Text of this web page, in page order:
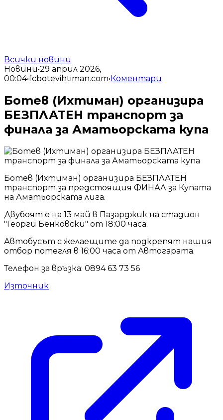
Всички новини
Новини•29 април 2026,
00:04•fcbotevihtiman.com•Коментари
Ботев (Ихтиман) организира
БЕЗПЛАТЕН транспорт за
финала за Аматьорската купа
Ботев (Ихтиман) организира БЕЗПЛАТЕН
транспорт за предстоящия ФИНАЛ за Купата
на Аматьорската лига.
Двубоят е на 13 май в Пазарджик на стадион
"Георги Бенковски" от 18:00 часа.
Автобусът с желаещите да подкрепят нашия
отбор потегля в 16:00 часа от Автогарата.
Телефон за връзка: 0894 63 73 56
Източник